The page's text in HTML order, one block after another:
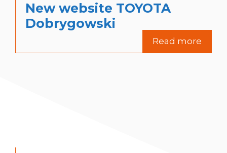
New website TOYOTA
Dobrygowski
Read more